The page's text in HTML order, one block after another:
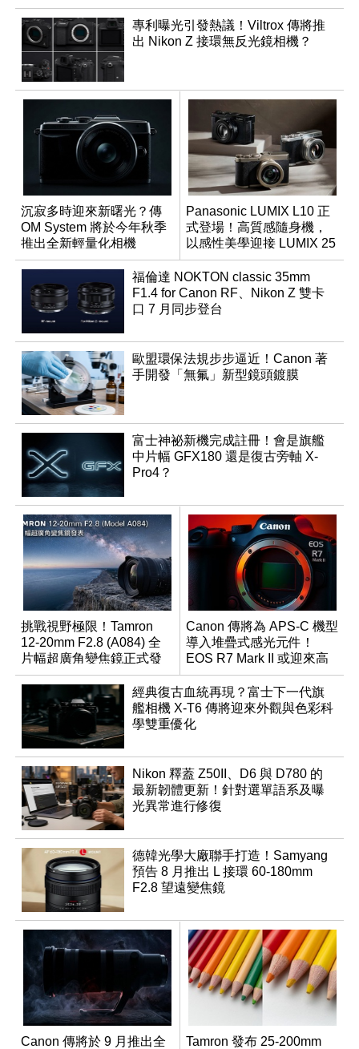
專利曝光引發熱議！Viltrox 傳將推
出 Nikon Z 接環無反光鏡相機？
沉寂多時迎來新曙光？傳
OM System 將於今年秋季
推出全新輕量化相機
Panasonic LUMIX L10 正
式登場！高質感隨身機，
以感性美學迎接 LUMIX 25
週年
福倫達 NOKTON classic 35mm
F1.4 for Canon RF、Nikon Z 雙卡
口 7 月同步登台
歐盟環保法規步步逼近！Canon 著
手開發「無氟」新型鏡頭鍍膜
富士神祕新機完成註冊！會是旗艦
中片幅 GFX180 還是復古旁軸 X-
Pro4？
挑戰視野極限！Tamron
12-20mm F2.8 (A084) 全
片幅超廣角變焦鏡正式發
表
Canon 傳將為 APS-C 機型
導入堆疊式感光元件！
EOS R7 Mark II 或迎來高
速讀出升級
經典復古血統再現？富士下一代旗
艦相機 X-T6 傳將迎來外觀與色彩科
學雙重優化
Nikon 釋蓋 Z50II、D6 與 D780 的
最新韌體更新！針對選單語系及曝
光異常進行修復
德韓光學大廠聯手打造！Samyang
預告 8 月推出 L 接環 60-180mm
F2.8 望遠變焦鏡
Canon 傳將於 9 月推出全 Tamron 發布 25-200mm